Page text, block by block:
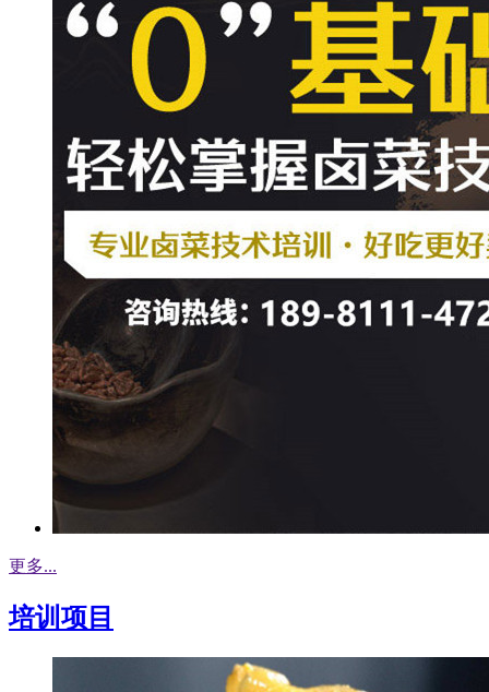
更多...
培训项目